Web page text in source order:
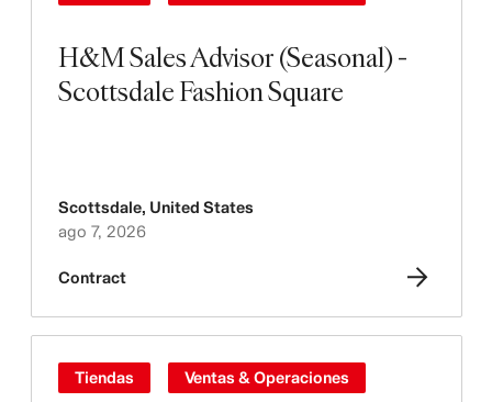
H&M Sales Advisor (Seasonal) -
Scottsdale Fashion Square
Scottsdale, United States
ago 7, 2026
Contract
Tiendas Ventas & Operaciones